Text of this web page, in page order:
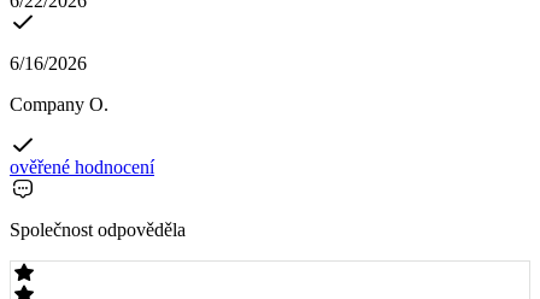
6/16/2026
Company O.
ověřené hodnocení
Společnost odpověděla